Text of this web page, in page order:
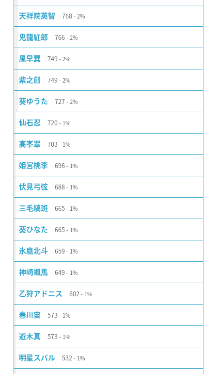
天祥院英智 768 2%
鬼龍紅郎 766 2%
風早巽 749 2%
紫之創 749 2%
葵ゆうた 727 2%
仙石忍 720 1%
高峯翠 703 1%
姫宮桃李 696 1%
伏見弓弦 688 1%
三毛縞斑 665 1%
葵ひなた 665 1%
氷鷹北斗 659 1%
神崎颯馬 649 1%
乙狩アドニス 602 1%
春川宙 573 1%
遊木真 573 1%
明星スバル 532 1%